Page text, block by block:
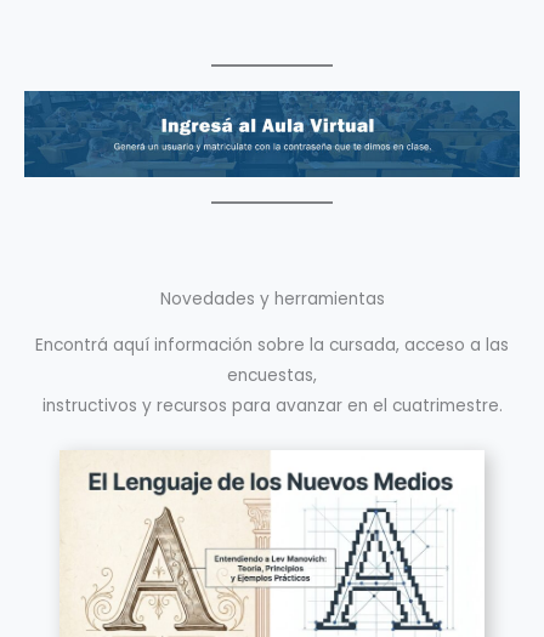
Novedades y herramientas
Encontrá aquí información sobre la cursada, acceso a las
encuestas,
instructivos y recursos para avanzar en el cuatrimestre.